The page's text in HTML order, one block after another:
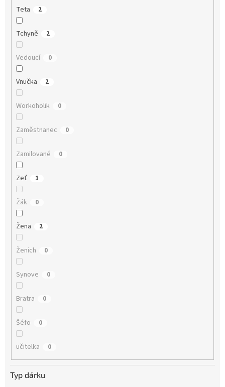
Teta 2
Tchyně 2
Vedoucí 0
Vnučka 2
Workoholik 0
Zaměstnanec 0
Zamilované 0
Zeť 1
Žák 0
Žena 2
Ženich 0
Synove 0
Bratra 0
Šéfo 0
učitelka 0
Typ dárku